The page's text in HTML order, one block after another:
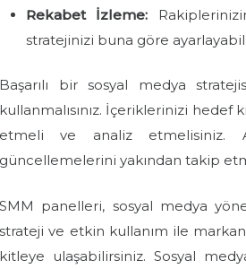
Rekabet İzleme:
stratejinizi buna göre
Başarılı bir sosyal medya
kullanmalısınız. İçeriklerinizi
etmeli ve analiz etmelisiniz.
güncellemelerini yakından takip
SMM panelleri, sosyal medya
strateji ve etkin kullanım ile
kitleye ulaşabilirsiniz. Sosyal